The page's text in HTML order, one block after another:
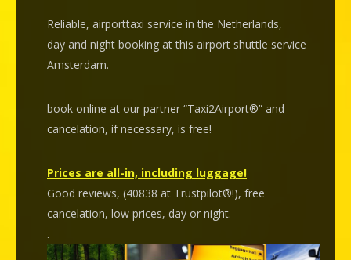
Reliable, airporttaxi service in the Netherlands,
day and night booking at this airport shuttle service
Amsterdam.
book online at our partner “Taxi2Airport®” and
cancelation, if necessary, is free!
Prices are all-in, including luggage!
Good reviews, (40838 at Trustpilot®!), free
cancelation, low prices, day or night.
.